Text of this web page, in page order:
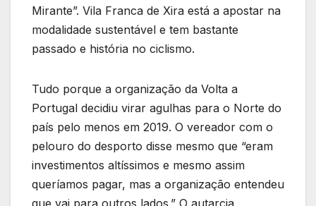
Mirante”. Vila Franca de Xira está a apostar na
modalidade sustentável e tem bastante
passado e história no ciclismo.
Tudo porque a organização da Volta a
Portugal decidiu virar agulhas para o Norte do
país pelo menos em 2019. O vereador com o
pelouro do desporto disse mesmo que “eram
investimentos altíssimos e mesmo assim
queríamos pagar, mas a organização entendeu